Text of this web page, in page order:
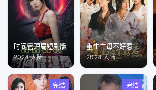
时间管理局短剧版
2024 大陆
重生主母不好惹
2024 大陆
完结 完结